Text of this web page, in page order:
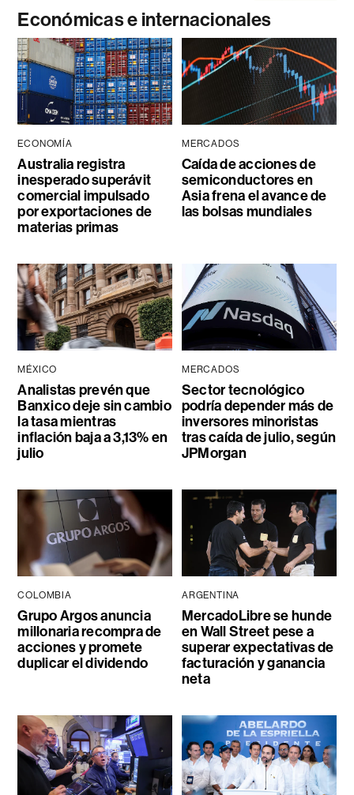
Económicas e internacionales
ECONOMÍA
Australia registra
inesperado superávit
comercial impulsado
por exportaciones de
materias primas
MERCADOS
Caída de acciones de
semiconductores en
Asia frena el avance de
las bolsas mundiales
MÉXICO
Analistas prevén que
Banxico deje sin cambio
la tasa mientras
inflación baja a 3,13% en
julio
MERCADOS
Sector tecnológico
podría depender más de
inversores minoristas
tras caída de julio, según
JPMorgan
COLOMBIA
Grupo Argos anuncia
millonaria recompra de
acciones y promete
duplicar el dividendo
ARGENTINA
MercadoLibre se hunde
en Wall Street pese a
superar expectativas de
facturación y ganancia
neta